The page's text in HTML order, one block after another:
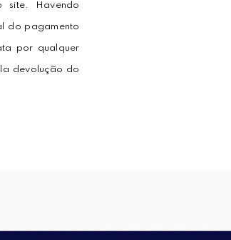
site. Havendo
do pagamento
por qualquer
devolução do